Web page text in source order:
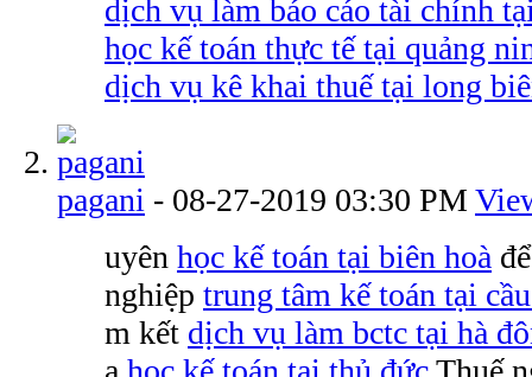
dịch vụ làm báo cáo tài chính
học kế toán thực tế tại quảng
dịch vụ kê khai thuế tại long
pagani - 08-27-2019 03:30 PM
uyên học kế toán tại biên hoà để
nghiệp trung tâm kế toán tại
m kết dịch vụ làm bctc tại hà